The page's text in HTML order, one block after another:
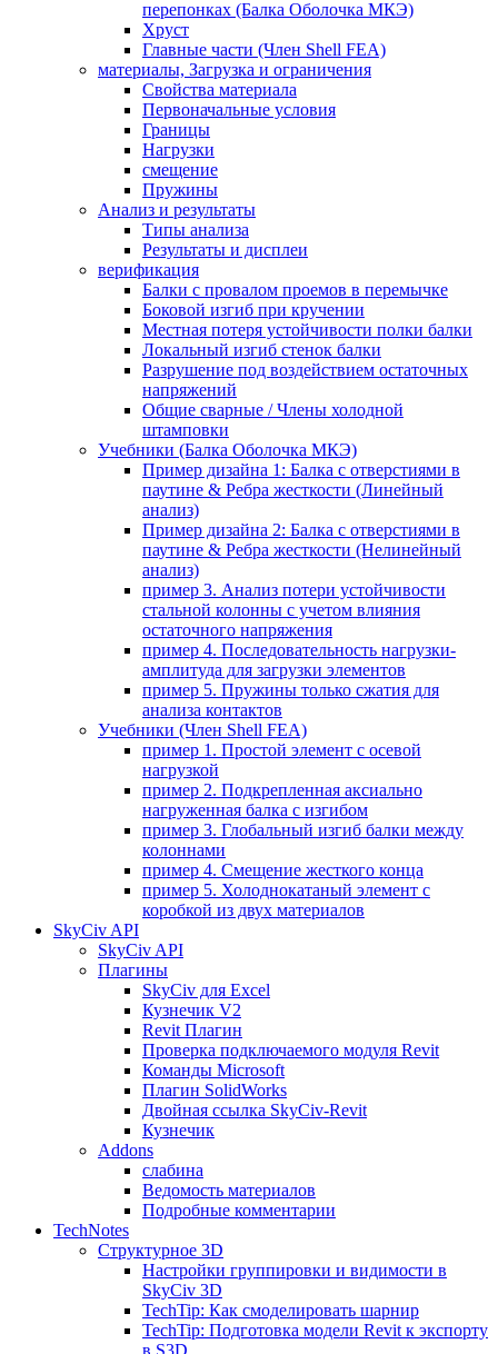
перепонках (Балка Оболочка МКЭ)
Хруст
Главные части (Член Shell FEA)
материалы, Загрузка и ограничения
Свойства материала
Первоначальные условия
Границы
Нагрузки
смещение
Пружины
Анализ и результаты
Типы анализа
Результаты и дисплеи
верификация
Балки с провалом проемов в перемычке
Боковой изгиб при кручении
Местная потеря устойчивости полки балки
Локальный изгиб стенок балки
Разрушение под воздействием остаточных
напряжений
Общие сварные / Члены холодной
штамповки
Учебники (Балка Оболочка МКЭ)
Пример дизайна 1: Балка с отверстиями в
паутине & Ребра жесткости (Линейный
анализ)
Пример дизайна 2: Балка с отверстиями в
паутине & Ребра жесткости (Нелинейный
анализ)
пример 3. Анализ потери устойчивости
стальной колонны с учетом влияния
остаточного напряжения
пример 4. Последовательность нагрузки-
амплитуда для загрузки элементов
пример 5. Пружины только сжатия для
анализа контактов
Учебники (Член Shell FEA)
пример 1. Простой элемент с осевой
нагрузкой
пример 2. Подкрепленная аксиально
нагруженная балка с изгибом
пример 3. Глобальный изгиб балки между
колоннами
пример 4. Смещение жесткого конца
пример 5. Холоднокатаный элемент с
коробкой из двух материалов
SkyCiv API
SkyCiv API
Плагины
SkyCiv для Excel
Кузнечик V2
Revit Плагин
Проверка подключаемого модуля Revit
Команды Microsoft
Плагин SolidWorks
Двойная ссылка SkyCiv-Revit
Кузнечик
Addons
слабина
Ведомость материалов
Подробные комментарии
TechNotes
Структурное 3D
Настройки группировки и видимости в
SkyCiv 3D
TechTip: Как смоделировать шарнир
TechTip: Подготовка модели Revit к экспорту